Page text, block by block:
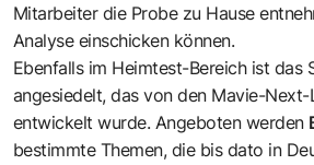
Mitarbeiter die Probe zu Hause
Analyse einschicken können.
Ebenfalls im Heimtest-Bereich ist das
angesiedelt, das von den Mavie-Next-
entwickelt wurde. Angeboten werden
bestimmte Themen, die bis dato in